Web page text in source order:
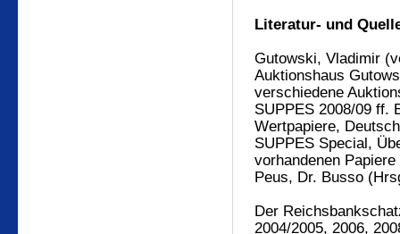
Literatur- und
Gutowski, Vladimir
Auktionshaus
verschiedene
SUPPES 2008/09 ff.
Wertpapiere,
SUPPES Special,
vorhandenen Papiere
Peus, Dr. Busso
Der
2004/2005, 2006,